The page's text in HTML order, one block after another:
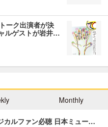
ーク出演者が決
ルゲストが岩井…
Monthly
カルファン必聴 日本ミュー…